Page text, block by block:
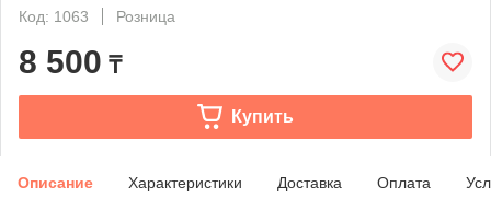
Код: 1063
Розница
8 500 ₸
Купить
Описание Характеристики Доставка Оплата